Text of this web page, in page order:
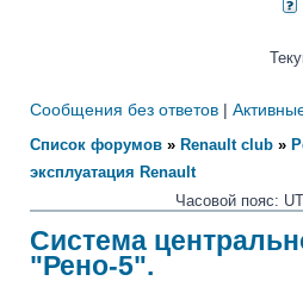
Сообщения без ответов |
Список форумов » Renault club »
эксплуатация Renault
Часовой пояс:
Система
"Рено-5".